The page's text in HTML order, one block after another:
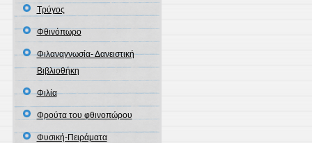
Τρύγος
Φθινόπωρο
Φιλαναγνωσία- Δανειστική
Βιβλιοθήκη
Φιλία
Φρούτα του φθινοπώρου
Φυσική-Πειράματα